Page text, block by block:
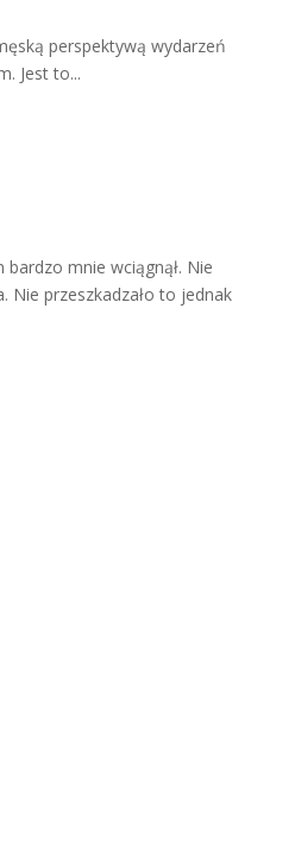
perspektywą wydarzeń
Jest to...
mnie wciągnął. Nie
Nie przeszkadzało to jednak